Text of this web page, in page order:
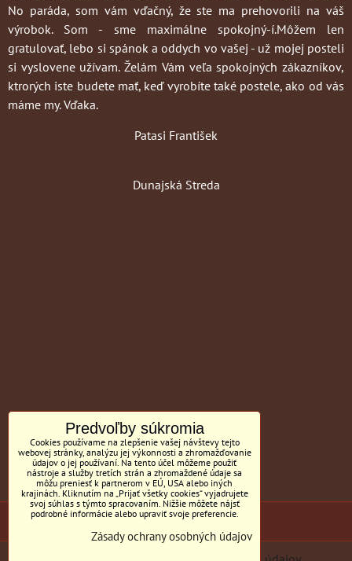
No paráda, som vám vďačný, že ste ma prehovorili na váš
výrobok. Som - sme maximálne spokojný-í.Môžem len
gratulovať, lebo si spánok a oddych vo vašej - už mojej posteli
si vyslovene užívam. Želám Vám veľa spokojných zákazníkov,
ktrorých iste budete mať, keď vyrobíte také postele, ako od vás
máme my. Vďaka.
Patasi František
Dunajská Streda
(c) Sedačky BILL MC Tornyai
Predvoľby súkromia
Cookies používame na zlepšenie vašej návštevy tejto
webovej stránky, analýzu jej výkonnosti a zhromažďovanie
údajov o jej používaní. Na tento účel môžeme použiť
nástroje a služby tretích strán a zhromaždené údaje sa
môžu preniesť k partnerom v EÚ, USA alebo iných
krajinách. Kliknutím na „Prijať všetky cookies“ vyjadrujete
svoj súhlas s týmto spracovaním. Nižšie môžete nájsť
podrobné informácie alebo upraviť svoje preferencie.
Zásady ochrany osobných údajov